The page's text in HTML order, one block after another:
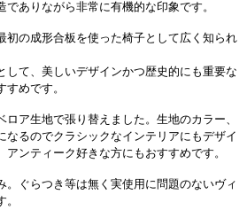
ありながら非常に有機的な印象です。
初の成形合板を使った椅子として広く知られ
して、美しいデザインかつ歴史的にも重要な
めです。
ア生地で張り替えました。生地のカラー、
なるのでクラシックなインテリアにもデザイ
アンティーク好きな方にもおすすめです。
。ぐらつき等は無く実使用に問題のないヴィ